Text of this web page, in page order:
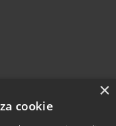
×
cookie